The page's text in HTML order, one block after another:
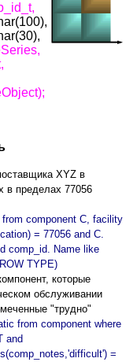
XYZ в
в пределах 77056
component C, facility
= 77056 and C.
comp_id. Name like
TYPE)
которые
обслуживании
"трудно"
from component where
and
=